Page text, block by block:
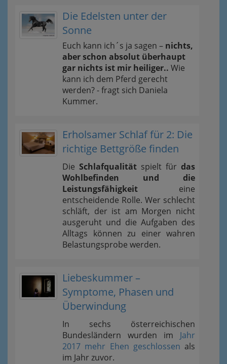
Die Edelsten unter der
Sonne
Euch kann ich´s ja sagen – nichts,
aber schon absolut überhaupt
gar nichts ist mir heiliger.. Wie
kann ich dem Pferd gerecht
werden? - fragt sich Daniela
Kummer.
Erholsamer Schlaf für 2: Die
richtige Bettgröße finden
Die Schlafqualität spielt für das
Wohlbefinden und die
Leistungsfähigkeit eine
entscheidende Rolle. Wer schlecht
schläft, der ist am Morgen nicht
ausgeruht und die Aufgaben des
Alltags können zu einer wahren
Belastungsprobe werden.
Liebeskummer –
Symptome, Phasen und
Überwindung
In sechs österreichischen
Bundesländern wurden im Jahr
2017 mehr Ehen geschlossen als
im Jahr zuvor.